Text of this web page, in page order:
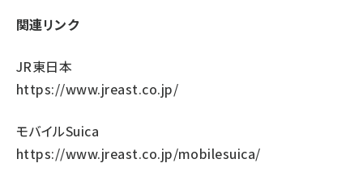
関連リンク
JR東日本
https://www.jreast.co.jp/
モバイルSuica
https://www.jreast.co.jp/mobilesuica/